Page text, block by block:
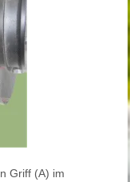
Griff (A) im